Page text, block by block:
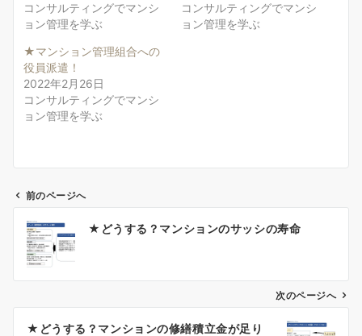
コンサルティングでマンシ
ョン管理を学ぶ
コンサルティングでマンシ
ョン管理を学ぶ
★マンション管理組合への
役員派遣！
2022年2月26日
コンサルティングでマンシ
ョン管理を学ぶ
ビ
前のページへ
★どうする？マンションのサッシの寿命
次のページへ
★どうする？マンションの修繕積立金が足り